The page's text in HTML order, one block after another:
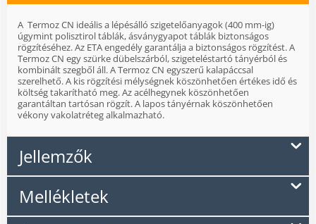
A Termoz CN ideális a lépésálló szigetelőanyagok (400 mm-ig)
úgymint polisztirol táblák, ásványgyapot táblák biztonságos
rögzítéséhez. Az ETA engedély garantálja a biztonságos rögzítést. A
Termoz CN egy szürke dübelszárból, szigeteléstartó tányérból és
kombinált szegből áll. A Termoz CN egyszerű kalapáccsal
szerelhető. A kis rögzítési mélységnek köszönhetően értékes idő és
költség takarítható meg. Az acélhegynek köszönhetően
garantáltan tartósan rögzít. A lapos tányérnak köszönhetően
vékony vakolatréteg alkalmazható.
Jellemzők
Mellékletek